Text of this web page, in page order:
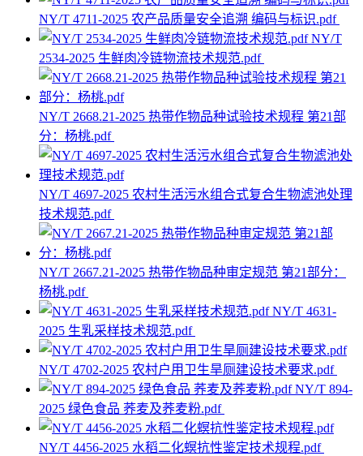
NY/T 4711-2025 农产品质量安全追溯 编码与标识.pdf
NY/T
2534-2025 生鲜肉冷链物流技术规范.pdf
NY/T 2668.21-2025 热带作物品种试验技术规程 第21部
分：杨桃.pdf
NY/T 4697-2025 农村生活污水组合式复合生物滤池处理
技术规范.pdf
NY/T 2667.21-2025 热带作物品种审定规范 第21部分：
杨桃.pdf
NY/T 4631-
2025 生乳采样技术规范.pdf
NY/T 4702-2025 农村户用卫生旱厕建设技术要求.pdf
NY/T 894-
2025 绿色食品 荞麦及荞麦粉.pdf
NY/T 4456-2025 水稻二化螟抗性鉴定技术规程.pdf